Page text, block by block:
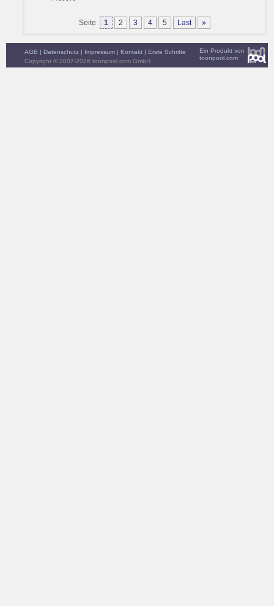
Seite 1 2 3 4 5 Last »
Ein Produkt von
toonpool.com
AGB | Datenschutz | Impressum | Kontakt | Erste Schritte
Copyright © 2007-2026 toonpool.com GmbH